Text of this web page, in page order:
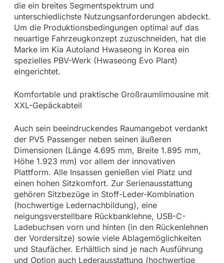
die ein breites Segmentspektrum und
unterschiedlichste Nutzungsanforderungen abdeckt.
Um die Produktionsbedingungen optimal auf das
neuartige Fahrzeugkonzept zuzuschneiden, hat die
Marke im Kia Autoland Hwaseong in Korea ein
spezielles PBV-Werk (Hwaseong Evo Plant)
eingerichtet.
Komfortable und praktische Großraumlimousine mit
XXL-Gepäckabteil
Auch sein beeindruckendes Raumangebot verdankt
der PV5 Passenger neben seinen äußeren
Dimensionen (Länge 4.695 mm, Breite 1.895 mm,
Höhe 1.923 mm) vor allem der innovativen
Plattform. Alle Insassen genießen viel Platz und
einen hohen Sitzkomfort. Zur Serienausstattung
gehören Sitzbezüge in Stoff-Leder-Kombination
(hochwertige Ledernachbildung), eine
neigungsverstellbare Rückbanklehne, USB-C-
Ladebuchsen vorn und hinten (in den Rückenlehnen
der Vordersitze) sowie viele Ablagemöglichkeiten
und Staufächer. Erhältlich sind je nach Ausführung
und Option auch Lederausstattung (hochwertige